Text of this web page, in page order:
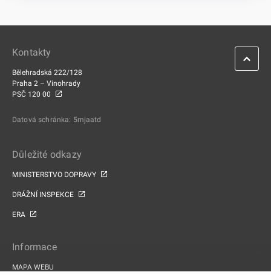
Kontakty
Bělehradská 222/128
Praha 2 – Vinohrady
PSČ 120 00
Datová schránka: 5mjaatd
Důležité odkazy
MINISTERSTVO DOPRAVY
DRÁŽNÍ INSPEKCE
ERA
Informace
MAPA WEBU